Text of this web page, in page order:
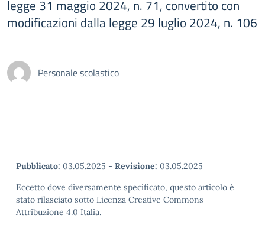
legge 31 maggio 2024, n. 71, convertito con
modificazioni dalla legge 29 luglio 2024, n. 106
Personale scolastico
Pubblicato: 03.05.2025 - Revisione: 03.05.2025
Eccetto dove diversamente specificato, questo articolo è
stato rilasciato sotto Licenza Creative Commons
Attribuzione 4.0 Italia.